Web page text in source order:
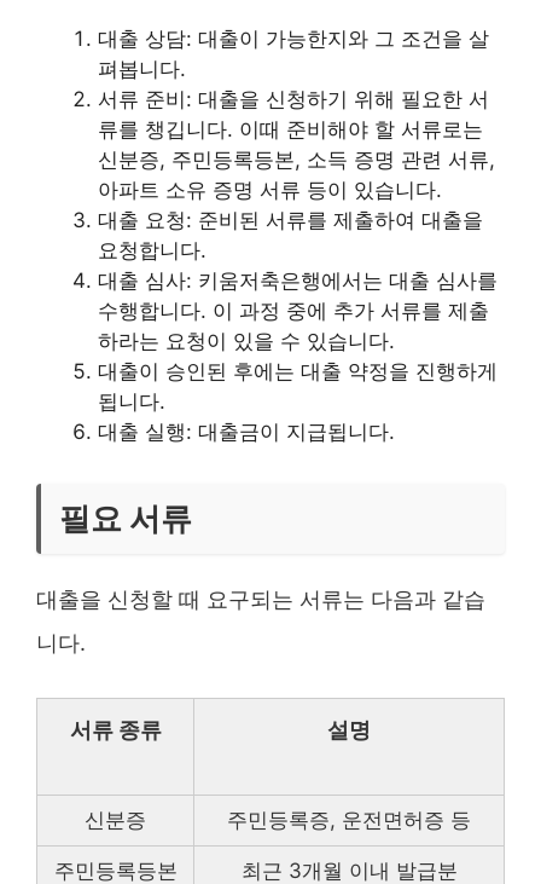
대출 상담: 대출이 가능한지와 그 조건을 살
펴봅니다.
서류 준비: 대출을 신청하기 위해 필요한 서
류를 챙깁니다. 이때 준비해야 할 서류로는
신분증, 주민등록등본, 소득 증명 관련 서류,
아파트 소유 증명 서류 등이 있습니다.
대출 요청: 준비된 서류를 제출하여 대출을
요청합니다.
대출 심사: 키움저축은행에서는 대출 심사를
수행합니다. 이 과정 중에 추가 서류를 제출
하라는 요청이 있을 수 있습니다.
대출이 승인된 후에는 대출 약정을 진행하게
됩니다.
대출 실행: 대출금이 지급됩니다.
필요 서류
대출을 신청할 때 요구되는 서류는 다음과 같습
니다.
서류 종류 설명
신분증 주민등록증, 운전면허증 등
주민등록등본 최근 3개월 이내 발급분